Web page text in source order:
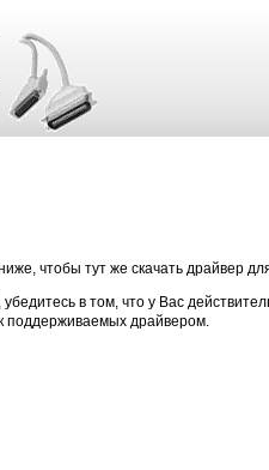
чтобы тут же скачать драйвер
в том, что у Вас
поддерживаемых драйвером.